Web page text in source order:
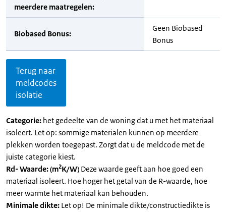
meerdere maatregelen:
Biobased Bonus:
Geen Biobased
Bonus
Terug naar
meldcodes
isolatie
Categorie: het gedeelte van de woning dat u met het materiaal
isoleert. Let op: sommige materialen kunnen op meerdere
plekken worden toegepast. Zorgt dat u de meldcode met de
juiste categorie kiest.
Rd- Waarde: (m2K/W) Deze waarde geeft aan hoe goed een
materiaal isoleert. Hoe hoger het getal van de R-waarde, hoe
meer warmte het materiaal kan behouden.
Minimale dikte: Let op! De minimale dikte/constructiedikte is